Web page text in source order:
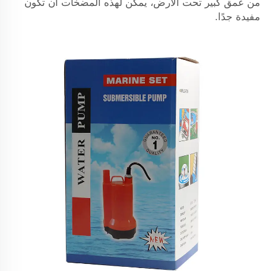
من عمق كبير تحت الأرض، يمكن لهذه المضخات أن تكون
مفيدة جدًا.